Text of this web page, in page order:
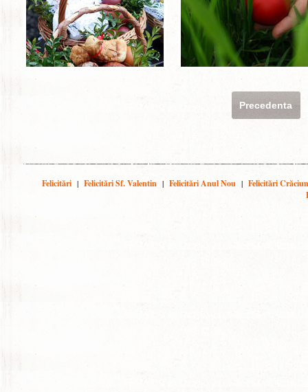
Precedenta
Felicitări | Felicitări Sf. Valentin | Felicitări Anul Nou | Felicitări